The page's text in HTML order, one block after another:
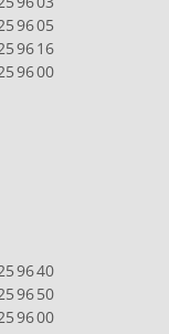
96 05
96 16
96 00
96 40
96 50
96 00